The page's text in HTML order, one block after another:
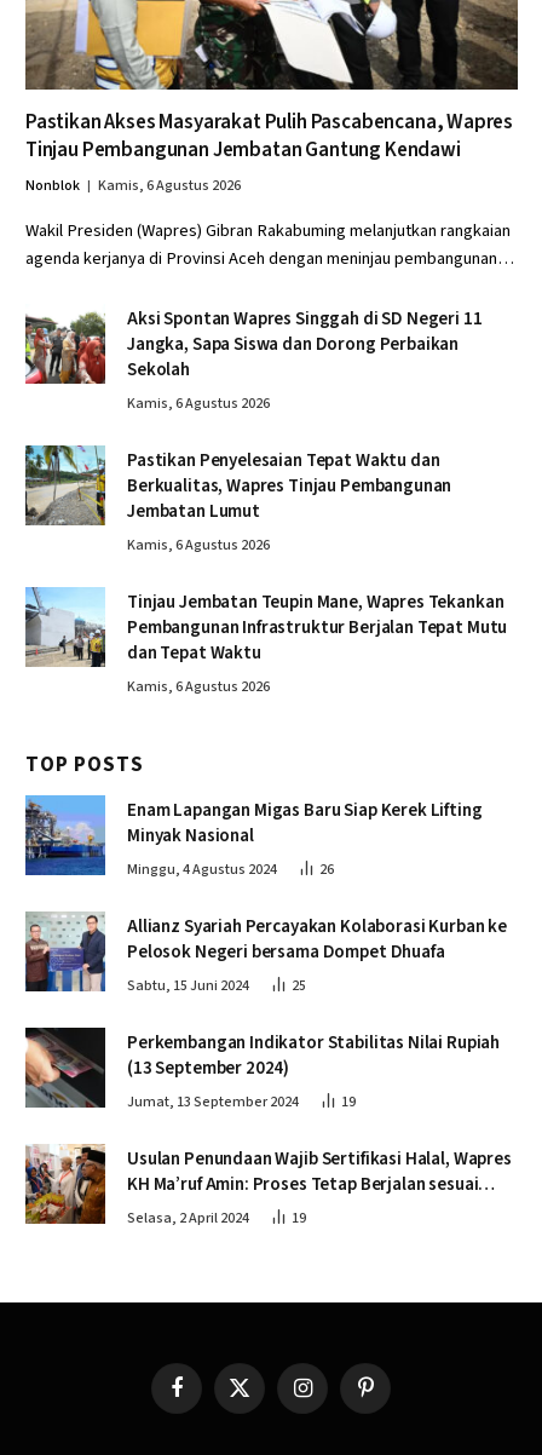
Pastikan Akses Masyarakat Pulih Pascabencana, Wapres
Tinjau Pembangunan Jembatan Gantung Kendawi
Nonblok Kamis, 6 Agustus 2026
Wakil Presiden (Wapres) Gibran Rakabuming melanjutkan rangkaian
agenda kerjanya di Provinsi Aceh dengan meninjau pembangunan…
Aksi Spontan Wapres Singgah di SD Negeri 11
Jangka, Sapa Siswa dan Dorong Perbaikan
Sekolah
Kamis, 6 Agustus 2026
Pastikan Penyelesaian Tepat Waktu dan
Berkualitas, Wapres Tinjau Pembangunan
Jembatan Lumut
Kamis, 6 Agustus 2026
Tinjau Jembatan Teupin Mane, Wapres Tekankan
Pembangunan Infrastruktur Berjalan Tepat Mutu
dan Tepat Waktu
Kamis, 6 Agustus 2026
TOP POSTS
Enam Lapangan Migas Baru Siap Kerek Lifting
Minyak Nasional
Minggu, 4 Agustus 2024 26
Allianz Syariah Percayakan Kolaborasi Kurban ke
Pelosok Negeri bersama Dompet Dhuafa
Sabtu, 15 Juni 2024 25
Perkembangan Indikator Stabilitas Nilai Rupiah
(13 September 2024)
Jumat, 13 September 2024 19
Usulan Penundaan Wajib Sertifikasi Halal, Wapres
KH Ma’ruf Amin: Proses Tetap Berjalan sesuai
Penahapan
Selasa, 2 April 2024 19
FacebookX
(Twitter)
InstagramPinterest